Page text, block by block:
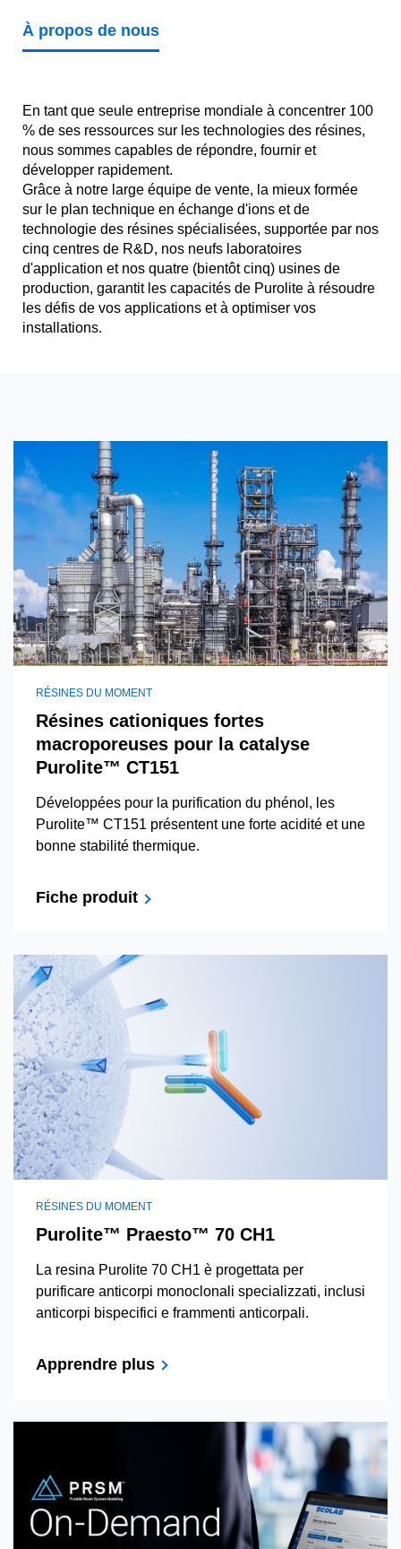
À propos de nous
En tant que seule entreprise mondiale à concentrer 100
% de ses ressources sur les technologies des résines,
nous sommes capables de répondre, fournir et
développer rapidement.
Grâce à notre large équipe de vente, la mieux formée
sur le plan technique en échange d'ions et de
technologie des résines spécialisées, supportée par nos
cinq centres de R&D, nos neufs laboratoires
d'application et nos quatre (bientôt cinq) usines de
production, garantit les capacités de Purolite à résoudre
les défis de vos applications et à optimiser vos
installations.
RÉSINES DU MOMENT
Résines cationiques fortes
macroporeuses pour la catalyse
Purolite™ CT151
Développées pour la purification du phénol, les
Purolite™ CT151 présentent une forte acidité et une
bonne stabilité thermique.
Fiche produit
RÉSINES DU MOMENT
Purolite™ Praesto™ 70 CH1
La resina Purolite 70 CH1 è progettata per
purificare anticorpi monoclonali specializzati, inclusi
anticorpi bispecifici e frammenti anticorpali.
Apprendre plus